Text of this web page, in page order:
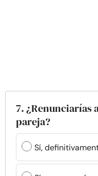
7. ¿Renunciarías
pareja?
Sí,